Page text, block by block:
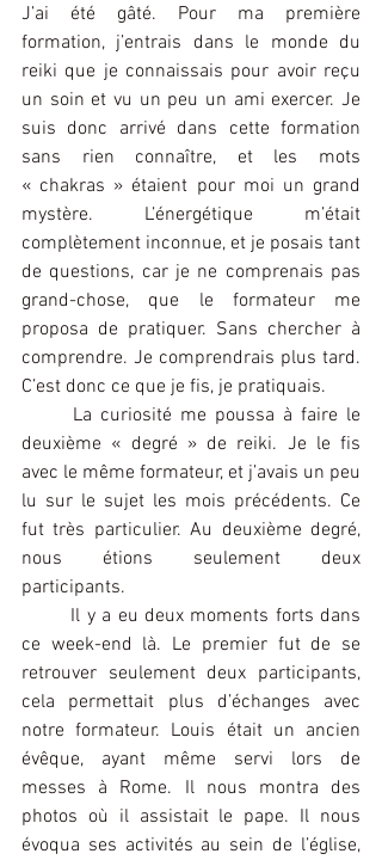
J’ai été gâté. Pour ma première
formation, j’entrais dans le monde du
reiki que je connaissais pour avoir reçu
un soin et vu un peu un ami exercer. Je
suis donc arrivé dans cette formation
sans rien connaître, et les mots
« chakras » étaient pour moi un grand
mystère. L’énergétique m’était
complètement inconnue, et je posais tant
de questions, car je ne comprenais pas
grand-chose, que le formateur me
proposa de pratiquer. Sans chercher à
comprendre. Je comprendrais plus tard.
C’est donc ce que je fis, je pratiquais.
deuxième « degré » de reiki. Je le fis
avec le même formateur, et j’avais un peu
lu sur le sujet les mois précédents. Ce
fut très particulier. Au deuxième degré,
nous étions seulement deux
participants.
ce week-end là. Le premier fut de se
retrouver seulement deux participants,
cela permettait plus d’échanges avec
notre formateur. Louis était un ancien
évêque, ayant même servi lors de
messes à Rome. Il nous montra des
photos où il assistait le pape. Il nous
évoqua ses activités au sein de l’église,